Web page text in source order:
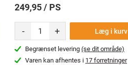
249,95 / PS
- + Læg i kurv
Begrænset levering(se dit område)
Varen kan afhentes i 17 forretninger